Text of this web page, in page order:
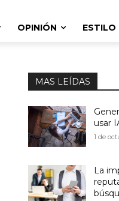
OPINIÓN ESTILO
MAS LEÍDAS
usar
1 de
La